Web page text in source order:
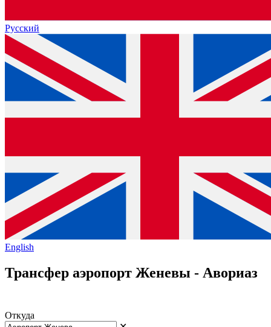
Русский
English
Трансфер аэропорт Женевы - Авориаз
Откуда